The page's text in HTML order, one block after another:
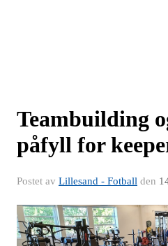
Teambuilding
påfyll for
Postet av Lillesand - Fotball den